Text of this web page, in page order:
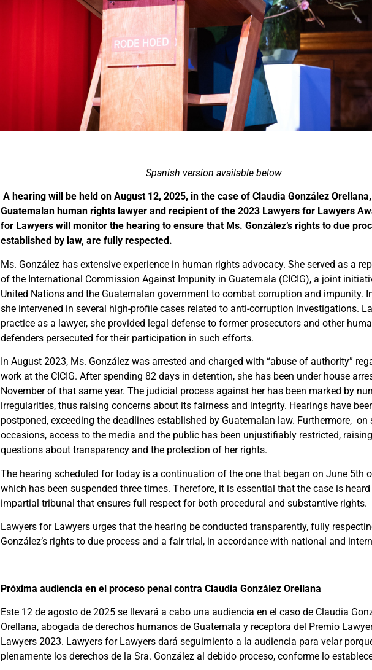
Spanish version available below
A hearing will be held on August 12, 2025, in the case of Claudia González
Guatemalan human rights lawyer and recipient of the 2023 Lawyers for Lawyers
for Lawyers will monitor the hearing to ensure that Ms. González’s rights to due
established by law, are fully respected.
Ms. González has extensive experience in human rights advocacy. She served as a
of the International Commission Against Impunity in Guatemala (CICIG), a joint
United Nations and the Guatemalan government to combat corruption and impunity.
she intervened in several high-profile cases related to anti-corruption investigations.
practice as a lawyer, she provided legal defense to former prosecutors and other
defenders persecuted for their participation in such efforts.
In August 2023, Ms. González was arrested and charged with “abuse of authority”
work at the CICIG. After spending 82 days in detention, she has been under house
November of that same year. The judicial process against her has been marked by
irregularities, thus raising concerns about its fairness and integrity. Hearings have
postponed, exceeding the deadlines established by Guatemalan law. Furthermore, on
occasions, access to the media and the public has been unjustifiably restricted,
questions about transparency and the protection of her rights.
The hearing scheduled for today is a continuation of the one that began on June 5th
which has been suspended three times. Therefore, it is essential that the case is
impartial tribunal that ensures full respect for both procedural and substantive rights.
Lawyers for Lawyers urges that the hearing be conducted transparently, fully
González’s rights to due process and a fair trial, in accordance with national and
Próxima audiencia en el proceso penal contra Claudia González Orellana
Este 12 de agosto de 2025 se llevará a cabo una audiencia en el caso de Claudia
Orellana, abogada de derechos humanos de Guatemala y receptora del Premio
Lawyers 2023. Lawyers for Lawyers dará seguimiento a la audiencia para velar
plenamente los derechos de la Sra. González al debido proceso, conforme lo